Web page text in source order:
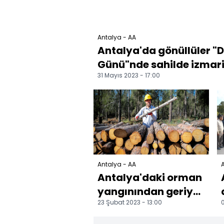
Antalya - AA
Antalya'da gönüllüler
Günü"nde sahilde
31 Mayıs 2023 - 17:00
Antalya - AA
Antalya'daki orman
yangınından geriye
kalan kütükler
23 Şubat 2023 - 13:00